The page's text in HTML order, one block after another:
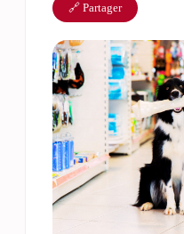
🔗 Partager